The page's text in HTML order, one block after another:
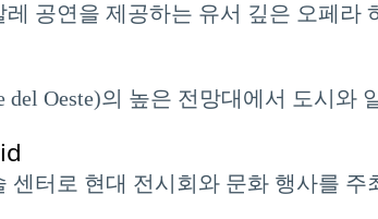
공연을 제공하는 유서 깊은 오페라
del Oeste)의 높은 전망대에서 도시와
센터로 현대 전시회와 문화 행사를 주